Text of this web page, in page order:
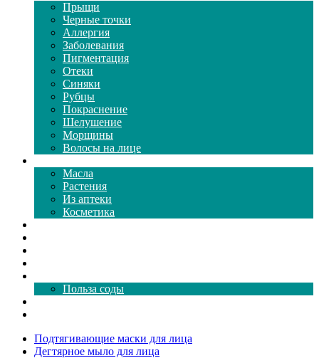
Прыщи
Черные точки
Аллергия
Заболевания
Пигментация
Отеки
Синяки
Рубцы
Покраснение
Шелушение
Морщины
Волосы на лице
Масла
Растения
Из аптеки
Косметика
Польза соды
Подтягивающие маски для лица
Дегтярное мыло для лица